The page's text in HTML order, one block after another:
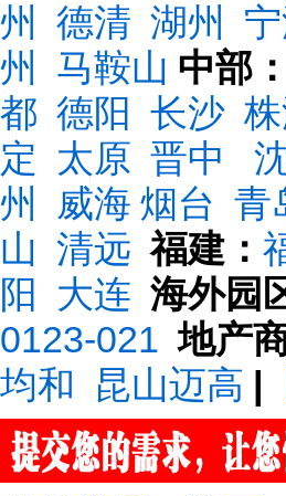
州
德清 湖州
州
马鞍山 中部：
都 德阳 长沙
定 太原 晋中
州
威海 烟台 青
山 清远 福建：
阳
大连 海外园
0123-021 地产
均和
昆山迈高 |